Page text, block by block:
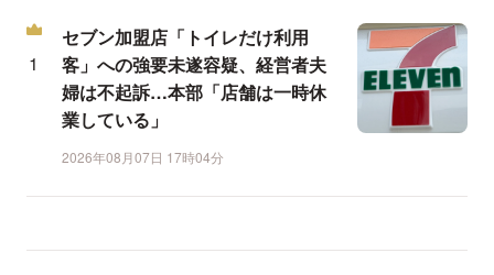
セブン加盟店「トイレだけ利用
客」への強要未遂容疑、経営者夫
婦は不起訴…本部「店舗は一時休
業している」
2026年08月07日 17時04分